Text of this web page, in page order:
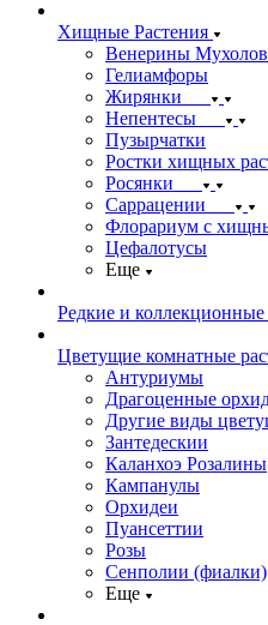
Хищные Растения
Венерины
Гелиамфоры
Жирянки
Непентесы
Пузырчатки
Ростки хищных
Росянки
Саррацении
Флорариум с
Цефалотусы
Еще
Редкие и коллекционные
Цветущие комнатные
Антуриумы
Драгоценные
Другие виды
Зантедескии
Каланхоэ Розалины
Кампанулы
Орхидеи
Пуансеттии
Розы
Сенполии (фиалки)
Еще